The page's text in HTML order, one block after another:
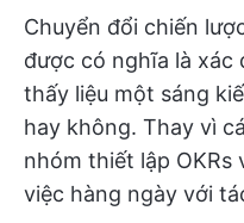
Chuyển đổi chiến
được có nghĩa là xác
thấy liệu một sáng
hay không. Thay vì
nhóm thiết lập OKRs
việc hàng ngày với